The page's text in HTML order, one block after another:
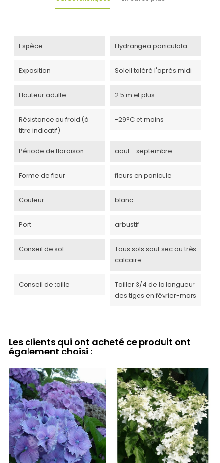
Espèce Hydrangea paniculata
Exposition Soleil toléré l'après midi
Hauteur adulte 2.5 m et plus
Résistance au froid (à
titre indicatif)
-29°C et moins
Période de floraison aout - septembre
Forme de fleur fleurs en panicule
Couleur blanc
Port arbustif
Conseil de sol
Tous sols sauf sec ou très
calcaire
Conseil de taille
Tailler 3/4 de la longueur
des tiges en février-mars
Les clients qui ont acheté ce produit ont
également choisi :